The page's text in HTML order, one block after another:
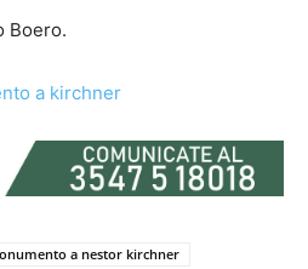
Boero.
a nestor kirchner